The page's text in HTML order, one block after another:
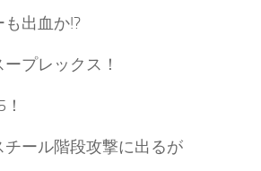
出血か!?
プレックス！
ール階段攻撃に出るが